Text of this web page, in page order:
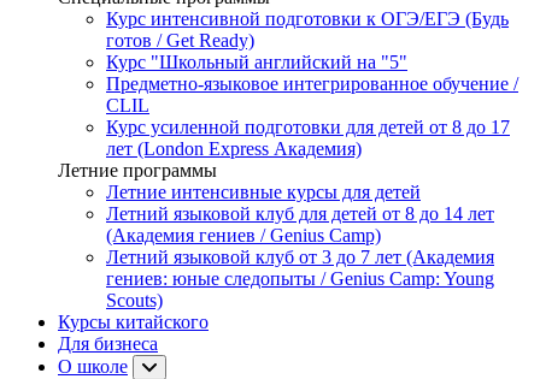
Курс интенсивной подготовки к ОГЭ/ЕГЭ (Будь
готов / Get Ready)
Курс "Школьный английский на "5"
Предметно-языковое интегрированное обучение /
CLIL
Курс усиленной подготовки для детей от 8 до 17
лет (London Express Академия)
Летние программы
Летние интенсивные курсы для детей
Летний языковой клуб для детей от 8 до 14 лет
(Академия гениев / Genius Camp)
Летний языковой клуб от 3 до 7 лет (Академия
гениев: юные следопыты / Genius Camp: Young
Scouts)
Курсы китайского
Для бизнеса
О школе